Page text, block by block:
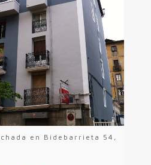
en Bidebarrieta 54,